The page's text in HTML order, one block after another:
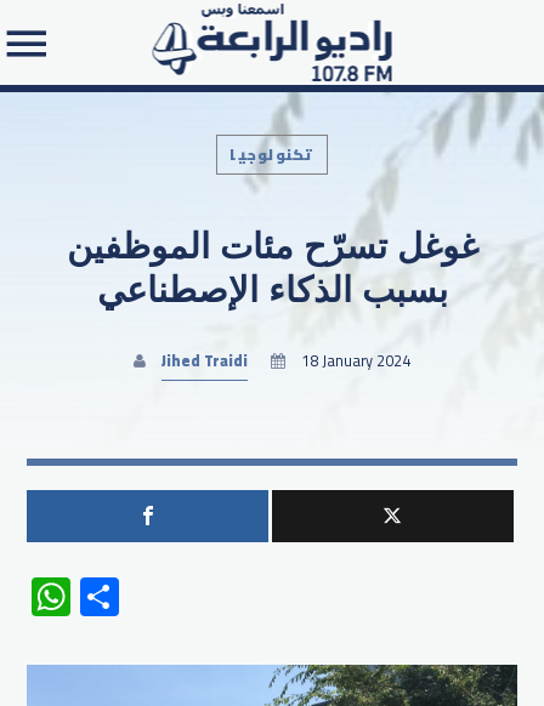
Search in the website:
تكنولوجيا
غوغل تسرّح مئات الموظفين
بسبب الذكاء الإصطناعي
Jihed Traidi 18 January 2024
WhatsApp